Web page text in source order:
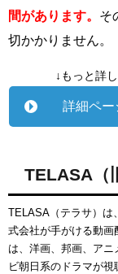
間があります。 そ
切かかりません。
↓もっと詳
詳細ペー
TELASA（
TELASA（テラサ）は
式会社が手がける動画
は、洋画、邦画、アニ
ビ朝日系のドラマが視